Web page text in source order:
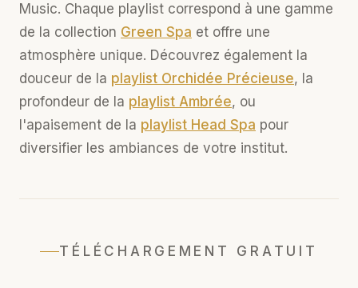
Music. Chaque playlist correspond à une gamme
de la collection Green Spa et offre une
atmosphère unique. Découvrez également la
douceur de la playlist Orchidée Précieuse, la
profondeur de la playlist Ambrée, ou
l'apaisement de la playlist Head Spa pour
diversifier les ambiances de votre institut.
TÉLÉCHARGEMENT GRATUIT